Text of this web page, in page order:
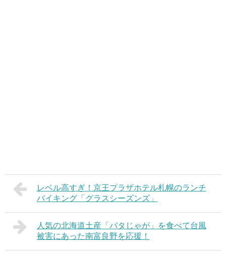
レベル高すぎ！京王プラザホテル札幌のランチ
バイキング「グラスシーズンズ」
人気の北海道土産「バタじゃが」を食べて台風
被害にあった南富良野を応援！